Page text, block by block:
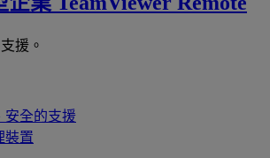
援。
安全的支援
裝置